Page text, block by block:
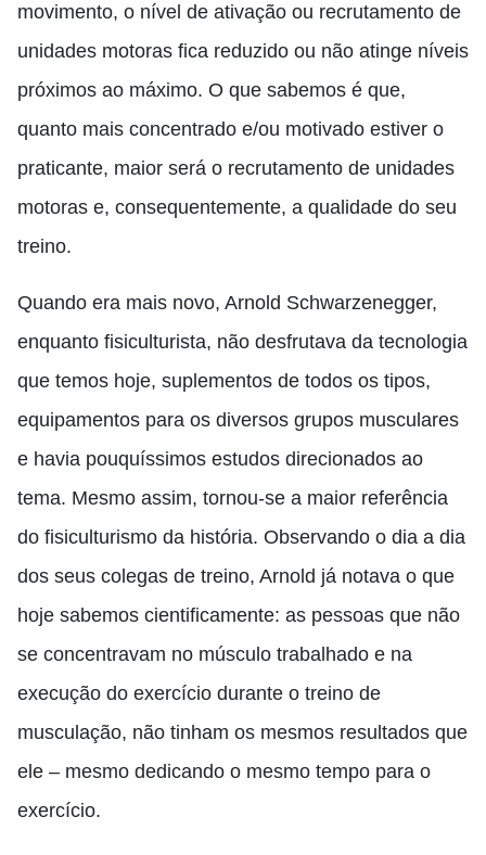
movimento, o nível de ativação ou recrutamento de
unidades motoras fica reduzido ou não atinge níveis
próximos ao máximo. O que sabemos é que,
quanto mais concentrado e/ou motivado estiver o
praticante, maior será o recrutamento de unidades
motoras e, consequentemente, a qualidade do seu
treino.
Quando era mais novo, Arnold Schwarzenegger,
enquanto fisiculturista, não desfrutava da tecnologia
que temos hoje, suplementos de todos os tipos,
equipamentos para os diversos grupos musculares
e havia pouquíssimos estudos direcionados ao
tema. Mesmo assim, tornou-se a maior referência
do fisiculturismo da história. Observando o dia a dia
dos seus colegas de treino, Arnold já notava o que
hoje sabemos cientificamente: as pessoas que não
se concentravam no músculo trabalhado e na
execução do exercício durante o treino de
musculação, não tinham os mesmos resultados que
ele – mesmo dedicando o mesmo tempo para o
exercício.